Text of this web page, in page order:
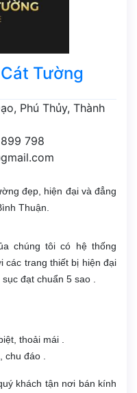
Tường
Phú Thủy, Thành
798
đẹp, hiện đại và đẳng
Thuận.
chúng tôi có hệ thống
các trang thiết bị hiện đại
đạt chuẩn 5 sao .
thoải mái .
đáo .
khách tận nơi bán kính